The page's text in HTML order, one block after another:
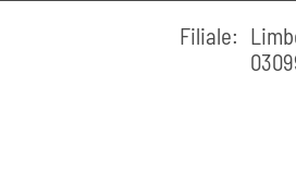
Filiale: